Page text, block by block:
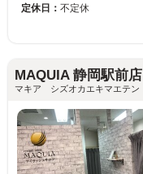
定休日： 不定休
MAQUIA 静岡駅前店
マキア シズオカエキマエテン